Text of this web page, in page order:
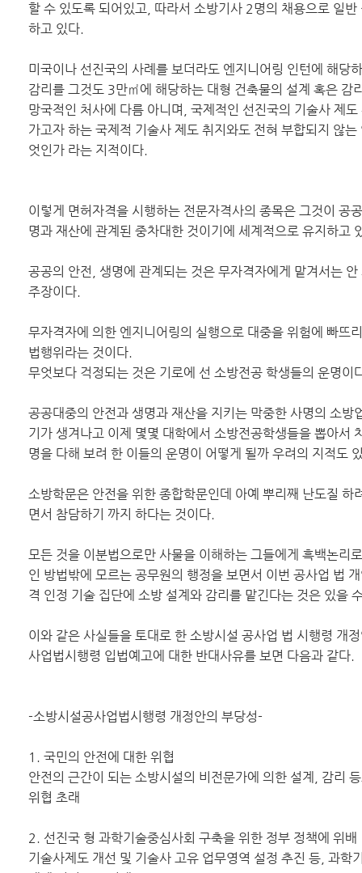
할 수 있도록 되어있고, 따라서 소방기사 2명의 채용으로 일
하고 있다.
미국이나 선진국의 사례를 보더라도 엔지니어링 인턴에 해당
감리를 그것도 3만㎡에 해당하는 대형 건축물의 설계 혹은 감
망국적인 처사에 다름 아니며, 국제적인 선진국의 기술사 제
가고자 하는 국제적 기술사 제도 취지와도 전혀 부합되지 않
엇인가 라는 지적이다.
이렇게 면허자격을 시행하는 전문자격사의 종목은 그것이 공
명과 재산에 관계된 중차대한 것이기에 세계적으로 유지하고
공공의 안전, 생명에 관계되는 것은 무자격자에게 맡겨서는
주장이다.
무자격자에 의한 엔지니어링의 실행으로 대중을 위험에 빠뜨
법행위라는 것이다.
무엇보다 걱정되는 것은 기로에 선 소방전공 학생들의 운명이
공공대중의 안전과 생명과 재산을 지키는 막중한 사명의 소방
기가 생겨나고 이제 몇몇 대학에서 소방전공학생들을 뽑아서
명을 다해 보려 한 이들의 운명이 어떻게 될까 우려의 지적도
소방학문은 안전을 위한 종합학문인데 아예 뿌리째 난도질 하
면서 참담하기 까지 하다는 것이다.
모든 것을 이분법으로만 사물을 이해하는 그들에게 흑백논리
인 방법밖에 모르는 공무원의 행정을 보면서 이번 공사업 법
격 인정 기술 집단에 소방 설계와 감리를 맡긴다는 것은 있을
이와 같은 사실들을 토대로 한 소방시설 공사업 법 시행령 개
사업법시행령 입법예고에 대한 반대사유를 보면 다음과 같다.
-소방시설공사업법시행령 개정안의 부당성-
1. 국민의 안전에 대한 위협
안전의 근간이 되는 소방시설의 비전문가에 의한 설계, 감리
위협 초래
2. 선진국 형 과학기술중심사회 구축을 위한 정부 정책에 위배
기술사제도 개선 및 기술사 고유 업무영역 설정 추진 등, 과학